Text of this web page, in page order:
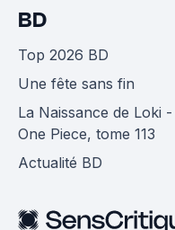
BD
Top 2026 BD
Une fête sans fin
La Naissance de Loki -
One Piece, tome 113
Actualité BD